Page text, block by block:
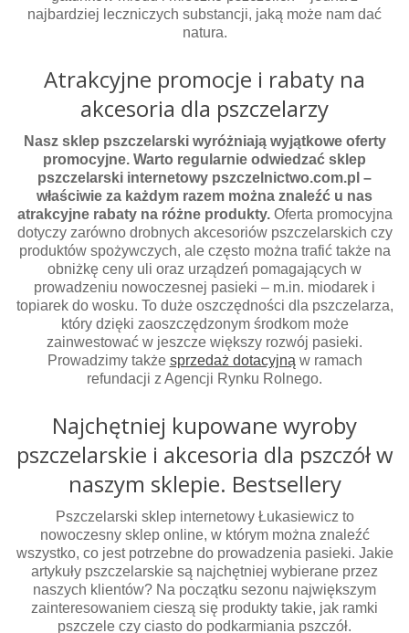
najbardziej leczniczych substancji, jaką może nam dać
natura.
Atrakcyjne promocje i rabaty na
akcesoria dla pszczelarzy
Nasz sklep pszczelarski wyróżniają wyjątkowe oferty
promocyjne. Warto regularnie odwiedzać sklep
pszczelarski internetowy pszczelnictwo.com.pl –
właściwie za każdym razem można znaleźć u nas
atrakcyjne rabaty na różne produkty.Oferta promocyjna
dotyczy zarówno drobnych akcesoriów pszczelarskich czy
produktów spożywczych, ale często można trafić także na
obniżkę ceny uli oraz urządzeń pomagających w
prowadzeniu nowoczesnej pasieki – m.in. miodarek i
topiarek do wosku. To duże oszczędności dla pszczelarza,
który dzięki zaoszczędzonym środkom może
zainwestować w jeszcze większy rozwój pasieki.
Prowadzimy także sprzedaż dotacyjną w ramach
refundacji z Agencji Rynku Rolnego.
Najchętniej kupowane wyroby
pszczelarskie i akcesoria dla pszczół w
naszym sklepie. Bestsellery
Pszczelarski sklep internetowy Łukasiewicz to
nowoczesny sklep online, w którym można znaleźć
wszystko, co jest potrzebne do prowadzenia pasieki. Jakie
artykuły pszczelarskie są najchętniej wybierane przez
naszych klientów? Na początku sezonu największym
zainteresowaniem cieszą się produkty takie, jak ramki
pszczele czy ciasto do podkarmiania pszczół.